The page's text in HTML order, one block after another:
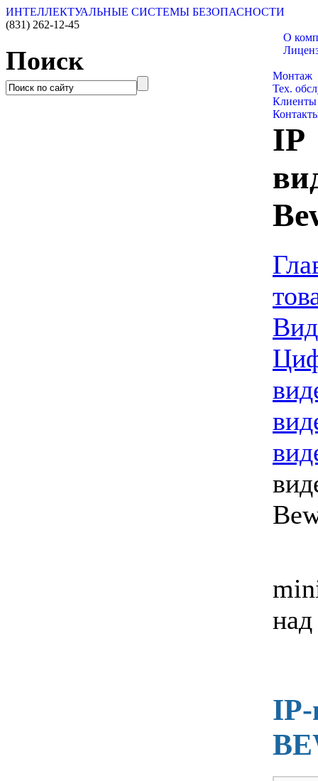
ИНТЕЛЛЕКТУАЛЬНЫЕ СИСТЕМЫ БЕЗОПАСНОСТИ
(831) 262-12-45
Поиск
О
Монтаж
Тех.
Клиенты
IP
IP-